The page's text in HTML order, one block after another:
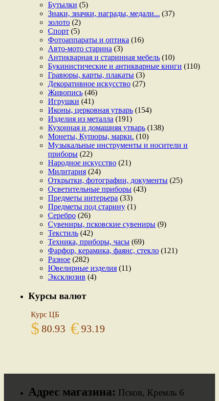
Бутылки (5)
Знаки, значки, награды, медали... (37)
золото (2)
Спорт (5)
Фотоаппараты и оптика (16)
Авто-мото старина (3)
Антикварная и старинная мебель (10)
Букинистические и антикварные книги (110)
Гравюры, карты, плакаты (3)
Декоративное искусство (27)
Живопись (46)
Игрушки (41)
Иконы, церковная утварь (154)
Изделия из металла (191)
Кухонная и домашняя утварь (138)
Монеты, Купюры, марки. (10)
Музыкальные инструменты и носители и
приборы (22)
Народное искусство (21)
Милитария (24)
Открытки, фотографии, документы (25)
Осветительные приборы (43)
Предметы интерьера (33)
Предметы под старину (1)
Серебро (26)
Сувениры, псковские сувениры (9)
Текстиль (42)
Техника, приборы, часы (69)
Фарфор, керамика, фаянс, стекло (121)
Разное (282)
Ювелирные изделия (11)
Эксклюзив (4)
Курсы валют
Курс ЦБ
$ 80.93 € 93.19
Адрес магазина: Псков, Кремль 6